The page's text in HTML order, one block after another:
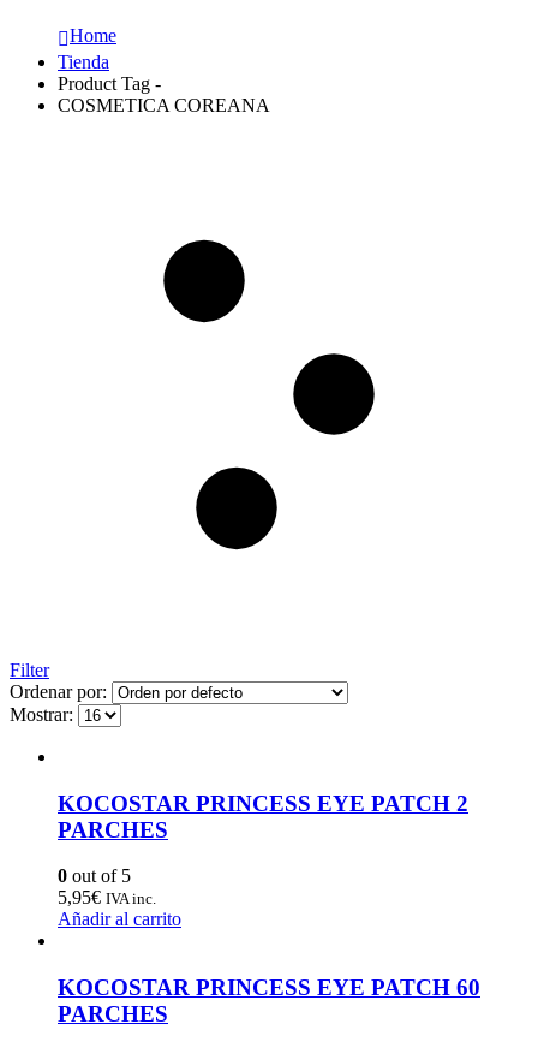
Home
Tienda
Product Tag -
COSMETICA COREANA
Filter
Ordenar por:
Mostrar:
KOCOSTAR PRINCESS EYE PATCH 2
PARCHES
0 out of 5
5,95€ IVA inc.
Añadir al carrito
KOCOSTAR PRINCESS EYE PATCH 60
PARCHES